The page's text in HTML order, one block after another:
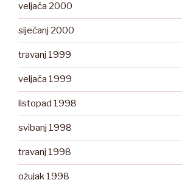
veljača 2000
siječanj 2000
travanj 1999
veljača 1999
listopad 1998
svibanj 1998
travanj 1998
ožujak 1998